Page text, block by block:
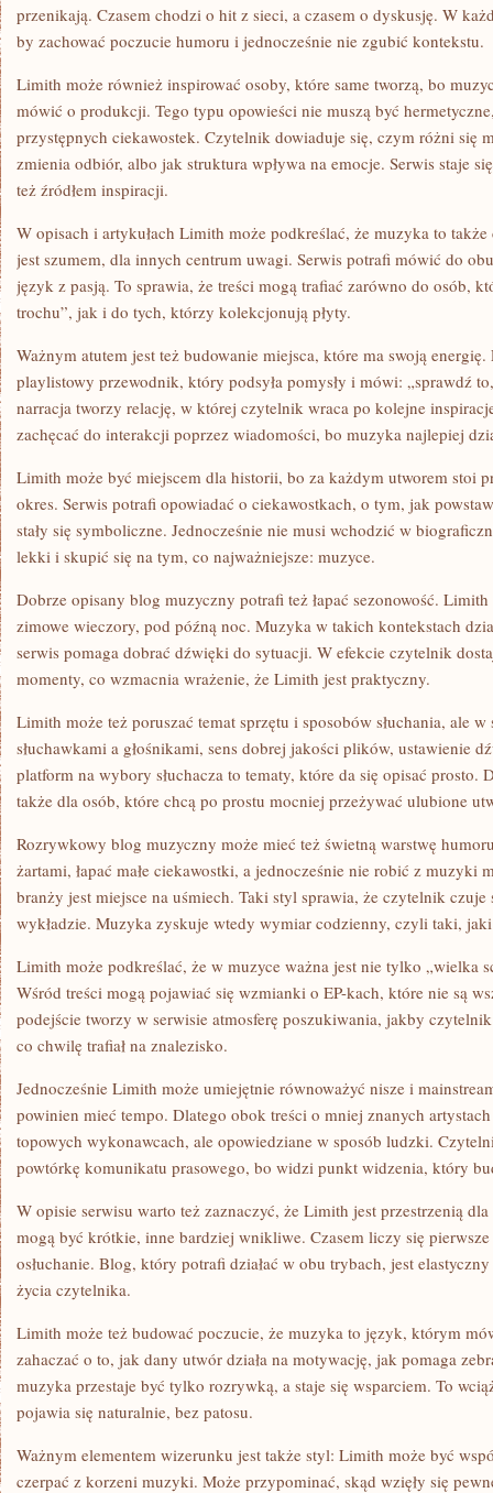
przenikają. Czasem chodzi o hit z sieci, a czasem o dyskusję. W
by zachować poczucie humoru i jednocześnie nie zgubić kontekstu.
Limith może również inspirować osoby, które same tworzą, bo
mówić o produkcji. Tego typu opowieści nie muszą być
przystępnych ciekawostek. Czytelnik dowiaduje się, czym różni się
zmienia odbiór, albo jak struktura wpływa na emocje. Serwis staje
też źródłem inspiracji.
W opisach i artykułach Limith może podkreślać, że muzyka to
jest szumem, dla innych centrum uwagi. Serwis potrafi mówić do
język z pasją. To sprawia, że treści mogą trafiać zarówno do osób,
trochu”, jak i do tych, którzy kolekcjonują płyty.
Ważnym atutem jest też budowanie miejsca, które ma swoją
playlistowy przewodnik, który podsyła pomysły i mówi: „sprawdź
narracja tworzy relację, w której czytelnik wraca po kolejne
zachęcać do interakcji poprzez wiadomości, bo muzyka najlepiej
Limith może być miejscem dla historii, bo za każdym utworem stoi
okres. Serwis potrafi opowiadać o ciekawostkach, o tym, jak
stały się symboliczne. Jednocześnie nie musi wchodzić w
lekki i skupić się na tym, co najważniejsze: muzyce.
Dobrze opisany blog muzyczny potrafi też łapać sezonowość.
zimowe wieczory, pod późną noc. Muzyka w takich kontekstach
serwis pomaga dobrać dźwięki do sytuacji. W efekcie czytelnik
momenty, co wzmacnia wrażenie, że Limith jest praktyczny.
Limith może też poruszać temat sprzętu i sposobów słuchania, ale
słuchawkami a głośnikami, sens dobrej jakości plików, ustawienie
platform na wybory słuchacza to tematy, które da się opisać
także dla osób, które chcą po prostu mocniej przeżywać ulubione
Rozrywkowy blog muzyczny może mieć też świetną warstwę
żartami, łapać małe ciekawostki, a jednocześnie nie robić z muzyki
branży jest miejsce na uśmiech. Taki styl sprawia, że czytelnik
wykładzie. Muzyka zyskuje wtedy wymiar codzienny, czyli taki, jaki
Limith może podkreślać, że w muzyce ważna jest nie tylko „wielka
Wśród treści mogą pojawiać się wzmianki o EP-kach, które nie są
podejście tworzy w serwisie atmosferę poszukiwania, jakby
co chwilę trafiał na znalezisko.
Jednocześnie Limith może umiejętnie równoważyć nisze i
powinien mieć tempo. Dlatego obok treści o mniej znanych
topowych wykonawcach, ale opowiedziane w sposób ludzki.
powtórkę komunikatu prasowego, bo widzi punkt widzenia, który
W opisie serwisu warto też zaznaczyć, że Limith jest przestrzenią
mogą być krótkie, inne bardziej wnikliwe. Czasem liczy się
osłuchanie. Blog, który potrafi działać w obu trybach, jest
życia czytelnika.
Limith może też budować poczucie, że muzyka to język, którym
zahaczać o to, jak dany utwór działa na motywację, jak pomaga
muzyka przestaje być tylko rozrywką, a staje się wsparciem. To
pojawia się naturalnie, bez patosu.
Ważnym elementem wizerunku jest także styl: Limith może być
czerpać z korzeni muzyki. Może przypominać, skąd wzięły się